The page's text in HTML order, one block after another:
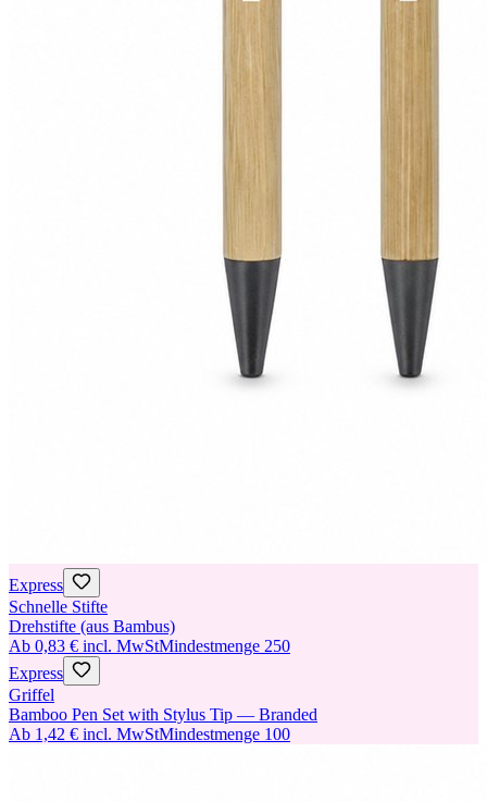
Express
Schnelle Stifte
Drehstifte (aus Bambus)
Ab 0,83 € incl. MwStMindestmenge 250
Express
Griffel
Bamboo Pen Set with Stylus Tip — Branded
Ab 1,42 € incl. MwStMindestmenge 100